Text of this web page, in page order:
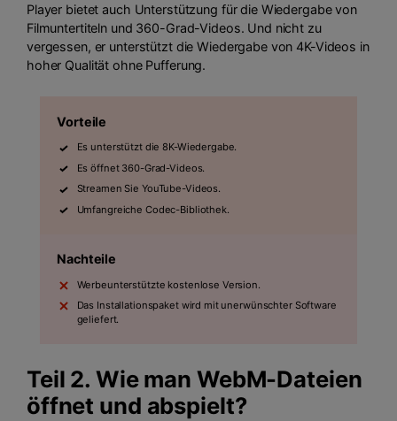
Player bietet auch Unterstützung für die Wiedergabe von
Filmuntertiteln und 360-Grad-Videos. Und nicht zu
vergessen, er unterstützt die Wiedergabe von 4K-Videos in
hoher Qualität ohne Pufferung.
Vorteile
Es unterstützt die 8K-Wiedergabe.
Es öffnet 360-Grad-Videos.
Streamen Sie YouTube-Videos.
Umfangreiche Codec-Bibliothek.
Nachteile
Werbeunterstützte kostenlose Version.
Das Installationspaket wird mit unerwünschter Software
geliefert.
Teil 2. Wie man WebM-Dateien
öffnet und abspielt?